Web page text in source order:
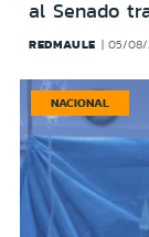
al Senado
REDMAULE 05/08/
NACIONAL